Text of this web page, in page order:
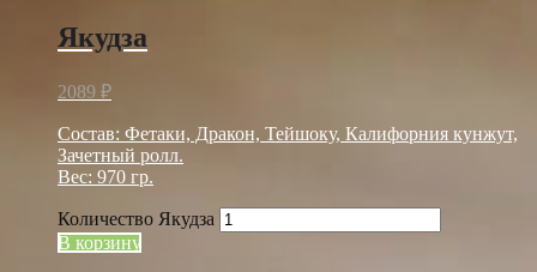
Якудза
2089 ₽
Состав: Фетаки, Дракон, Тейшоку, Калифорния кунжут,
Зачетный ролл.
Вес: 970 гр.
Количество Якудза
В корзину